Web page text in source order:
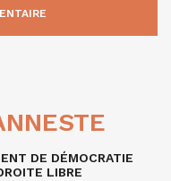
DE DÉMOCRATIE
LIBRE